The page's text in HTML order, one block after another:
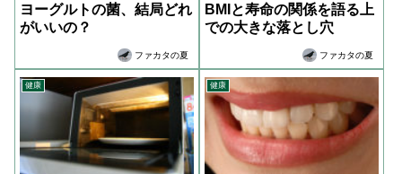
ヨーグルトの菌、結局どれ
がいいの？
ファカタの夏
BMIと寿命の関係を語る上
での大きな落とし穴
ファカタの夏
健康 健康